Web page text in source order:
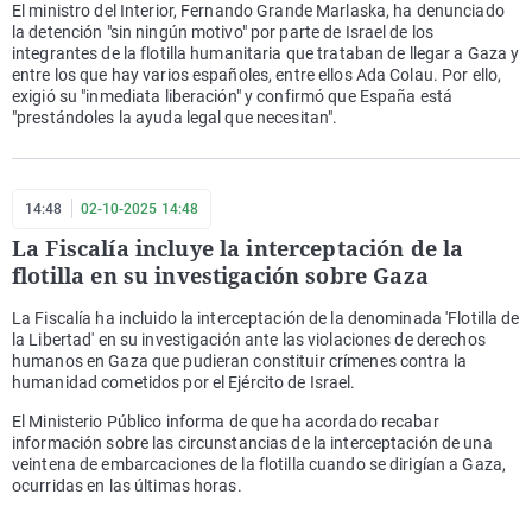
El ministro del Interior, Fernando Grande Marlaska, ha denunciado
la detención "sin ningún motivo" por parte de Israel de los
integrantes de la flotilla humanitaria que trataban de llegar a Gaza y
entre los que hay varios españoles, entre ellos Ada Colau. Por ello,
exigió su "inmediata liberación" y confirmó que España está
"prestándoles la ayuda legal que necesitan".
14:48 02-10-2025 14:48
La Fiscalía incluye la interceptación de la
flotilla en su investigación sobre Gaza
La Fiscalía ha incluido la interceptación de la denominada 'Flotilla de
la Libertad' en su investigación ante las violaciones de derechos
humanos en Gaza que pudieran constituir crímenes contra la
humanidad cometidos por el Ejército de Israel.
El Ministerio Público informa de que ha acordado recabar
información sobre las circunstancias de la interceptación de una
veintena de embarcaciones de la flotilla cuando se dirigían a Gaza,
ocurridas en las últimas horas.